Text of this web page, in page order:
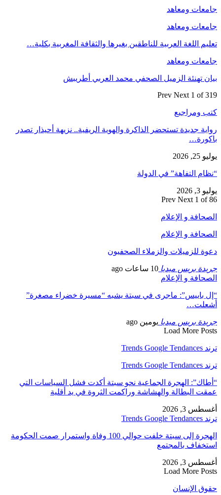
جامعات ومعاهد
جامعات ومعاهد
تعليم اللغة العربية للناطقين بغيرها والثقافة المغربية بكلية…
جامعات ومعاهد
بيان تهنئة الزميل الصحفي محمد العربي أطريبش
Prev Next 1 of 319
كتب ومراجيع
رواية جديدة تستحضر الذاكرة والهوية الريفية.. نزيهة أحيذار تصدر
باكورة…
يوليو 25, 2026
“نظام التفاهة” في الدولة
يوليو 3, 2026
Prev Next 1 of 86
الصحافة و الإعلام
الصحافة و الإعلام
دعوة للزميلات والزملاء الصحفيون
جريدة بريس ميديا 10 ساعات ago
الصحافة و الإعلام
“إل باييس”: ماجرى في سبتة يشبه “مسيرة خضراء مصغرة”
أشعلت…
جريدة بريس ميديا يومين ago
Load More Posts
ترند Trends Google Tendances
ترند Trends Google Tendances
“أطاك”: الهجرة الجماعية نحو سبتة أكدت فشل السياسات التي
عمقت البطالة والهشاشة وراكمت الثروة في يد أقلية
أغسطس 3, 2026
ترند Trends Google Tendances
الهجرة إلى سبتة خلفت حوالي 100 وفاة واستمرار صمت الحكومة
استخفاف بالمجتمع
أغسطس 3, 2026
Load More Posts
حقوق الإنسان